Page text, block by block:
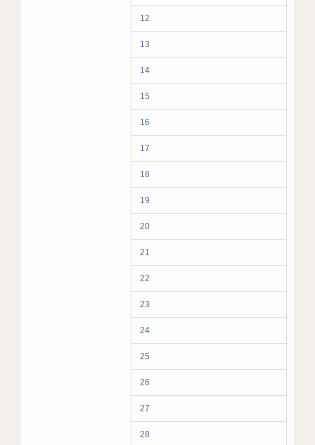
12
13
14
15
16
17
18
19
20
21
22
23
24
25
26
27
28